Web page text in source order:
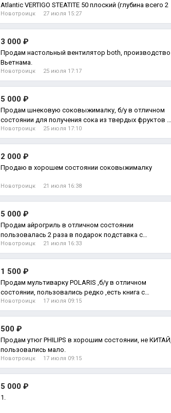
Atlantic VERTIGO STEATITE 50 плоский (глубина всего 2
Новотроицк 27 июля 15:27
3 000 ₽
Продам настольный вентилятор both, производство
Вьетнама.
Новотроицк 25 июля 17:17
5 000 ₽
Продам шнековую соковыжималку, б/у в отличном
состоянии для получения сока из твердых фруктов и
овощ
Новотроицк 25 июля 17:10
2 000 ₽
Продаю в хорошем состоянии соковыжималку
Новотроицк 21 июля 16:38
5 000 ₽
Продам айрогриль в отличном состоянии
пользовалась 2 раза в подарок подставка с
шампурами
Новотроицк 21 июля 16:33
1 500 ₽
Продам мультиварку POLARIS ,б/у в отличном
состоянии, пользовались редко ,есть книга с
рецептами
Новотроицк 17 июля 09:15
500 ₽
Продам утюг PHILIPS в хорошим состоянии, не КИТАЙ,
пользовались мало.
Новотроицк 17 июля 09:15
5 000 ₽
1.